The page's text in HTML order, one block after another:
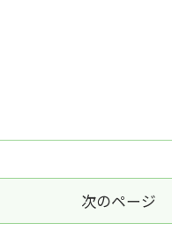
次のページ